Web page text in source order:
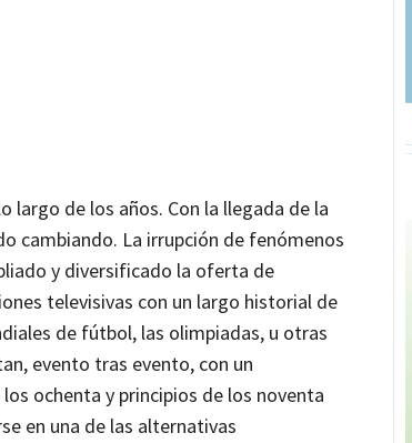
largo de los años. Con la llegada de la
cambiando. La irrupción de fenómenos
y diversificado la oferta de
televisivas con un largo historial de
de fútbol, las olimpiadas, u otras
evento tras evento, con un
ochenta y principios de los noventa
en una de las alternativas